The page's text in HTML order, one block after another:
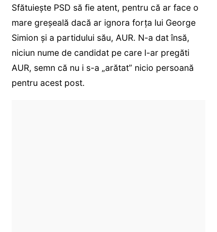
Sfătuiește PSD să fie atent, pentru că ar face o
mare greșeală dacă ar ignora forța lui George
Simion și a partidului său, AUR. N-a dat însă,
niciun nume de candidat pe care l-ar pregăti
AUR, semn că nu i s-a „arătat” nicio persoană
pentru acest post.